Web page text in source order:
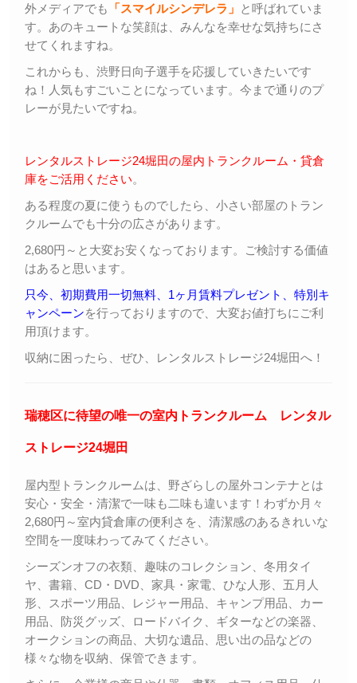
外メディアでも
「スマイルシンデレラ」 と呼ばれていま
す。あのキュートな笑顔は、みんなを幸せな気持ちにさ
せてくれますね。
これからも、渋野日向子選手を応援していきたいです
ね！人気もすごいことになっています。今まで通りのプ
レーが見たいですね。
レンタルストレージ24堀田の屋内トランクルーム・貸倉
庫をご活用ください。
ある程度の夏に使うものでしたら、小さい部屋のトラン
クルームでも十分の広さがあります。
2,680円～と大変お安くなっております。ご検討する価値
はあると思います。
只今、初期費用一切無料、1ヶ月賃料プレゼント、特別キ
ャンペーンを行っておりますので、大変お値打ちにご利
用頂けます。
収納に困ったら、ぜひ、レンタルストレージ24堀田へ！
瑞穂区に待望の唯一の室内トランクルーム レンタル
ストレージ24堀田
屋内型トランクルームは、野ざらしの屋外コンテナとは
安心・安全・清潔で一味も二味も違います！わずか月々
2,680円～室内貸倉庫の便利さを、清潔感のあるきれいな
空間を一度味わってみてください。
シーズンオフの衣類、趣味のコレクション、冬用タイ
ヤ、書籍、CD・DVD、家具・家電、ひな人形、五月人
形、スポーツ用品、レジャー用品、キャンプ用品、カー
用品、防災グッズ、ロードバイク、ギターなどの楽器、
オークションの商品、大切な遺品、思い出の品などの
様々な物を収納、保管できます。